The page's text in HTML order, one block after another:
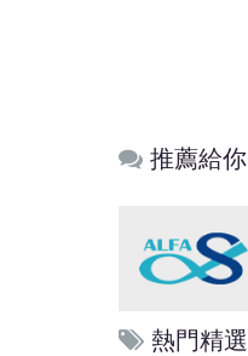
推薦給你
熱門精選